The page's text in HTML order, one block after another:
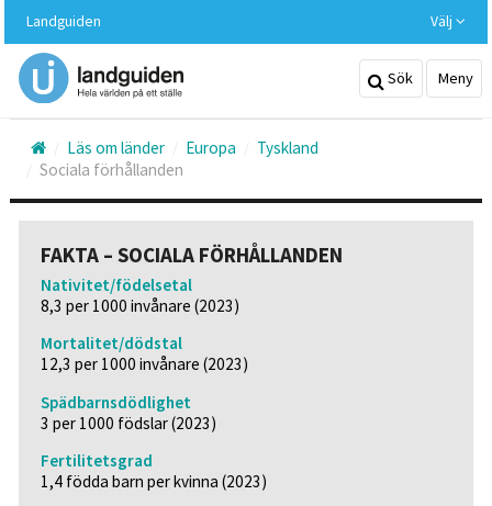
huvudinnehållet
Landguiden Välj
Sök Meny
Läs om länder Europa
Tyskland
Sociala förhållanden
FAKTA – SOCIALA FÖRHÅLLANDEN
Nativitet/födelsetal
8,3 per 1000 invånare (2023)
Mortalitet/dödstal
12,3 per 1000 invånare (2023)
Spädbarnsdödlighet
3 per 1000 födslar (2023)
Fertilitetsgrad
1,4 födda barn per kvinna (2023)